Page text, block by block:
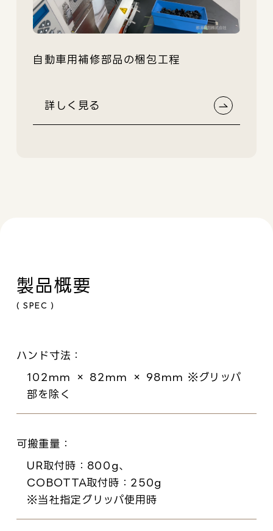
自動車用補修部品の梱包工程
詳しく見る
製品概要
( SPEC )
ハンド寸法
102mm × 82mm × 98mm ※グリッパ
部を除く
可搬重量
UR取付時：800g、
COBOTTA取付時：250g
※当社指定グリッパ使用時